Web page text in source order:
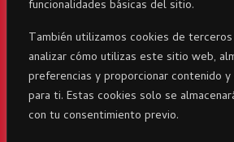
funcionalidades básicas del sitio.
También utilizamos cookies de terceros
analizar cómo utilizas este sitio web,
preferencias y proporcionar contenido
para ti. Estas cookies solo se
con tu consentimiento previo.